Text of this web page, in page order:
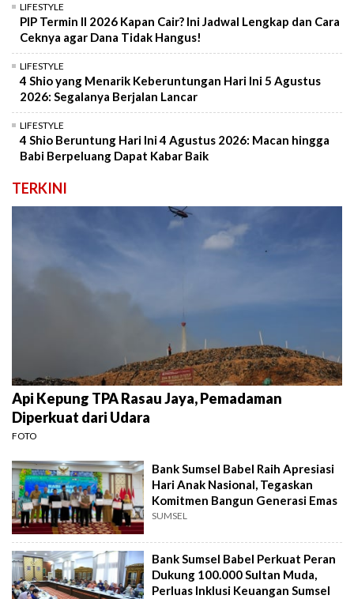
LIFESTYLE
PIP Termin II 2026 Kapan Cair? Ini Jadwal Lengkap dan Cara
Ceknya agar Dana Tidak Hangus!
LIFESTYLE
4 Shio yang Menarik Keberuntungan Hari Ini 5 Agustus
2026: Segalanya Berjalan Lancar
LIFESTYLE
4 Shio Beruntung Hari Ini 4 Agustus 2026: Macan hingga
Babi Berpeluang Dapat Kabar Baik
TERKINI
Api Kepung TPA Rasau Jaya, Pemadaman
Diperkuat dari Udara
FOTO
Bank Sumsel Babel Raih Apresiasi
Hari Anak Nasional, Tegaskan
Komitmen Bangun Generasi Emas
SUMSEL
Bank Sumsel Babel Perkuat Peran
Dukung 100.000 Sultan Muda,
Perluas Inklusi Keuangan Sumsel